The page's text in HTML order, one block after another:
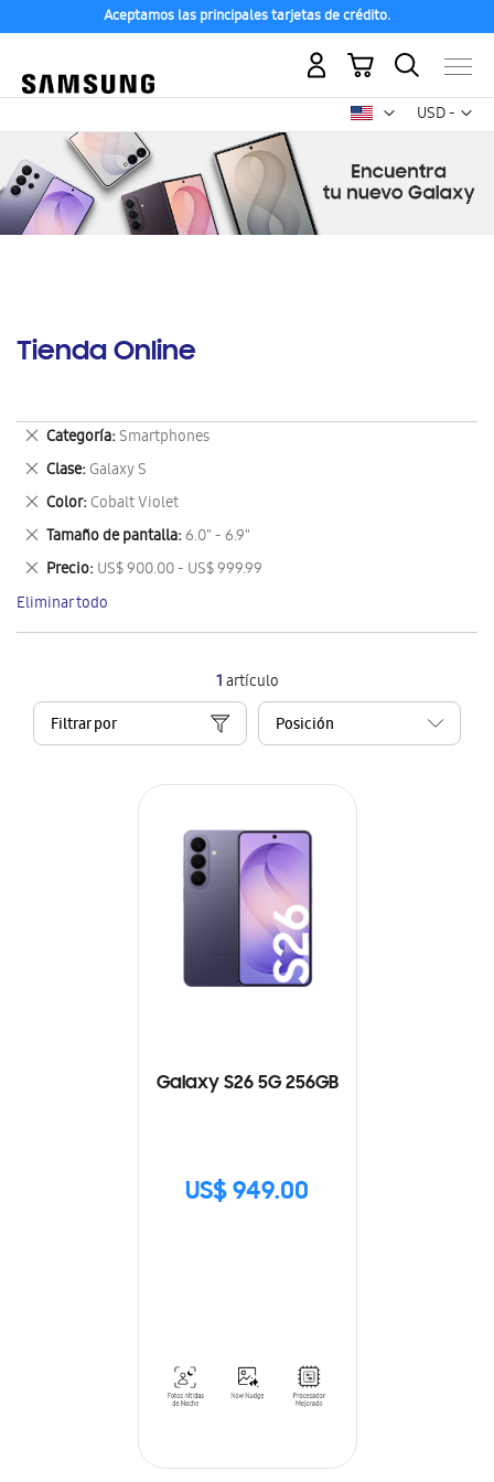
Aceptamos las principales tarjetas de crédito.
USD -
dólar
Mi carrito
Tienda Online
1artículo
Filtrar por
Galaxy S26 5G 256GB
US$ 949.00
Categoría Smartphones
Eliminar
este
artículo
Clase Galaxy S
Eliminar
este
artículo
Color Cobalt Violet
Eliminar
este
artículo
Tamaño de pantalla 6.0" - 6.9"
Eliminar
este
artículo
Precio US$ 900.00 - US$ 999.99
Eliminar
este
artículo
Eliminar todo